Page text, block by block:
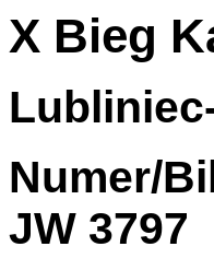
X Bieg
Numer/
JW 3797